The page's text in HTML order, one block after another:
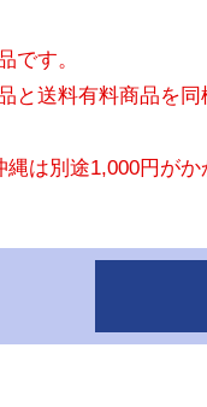
です。
送料有料商品を同
は別途1,000円がか